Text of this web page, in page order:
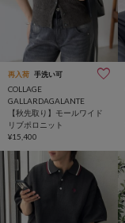
再入荷 手洗い可
COLLAGE
GALLARDAGALANTE
【秋先取り】モールワイド
リブポロニット
¥15,400